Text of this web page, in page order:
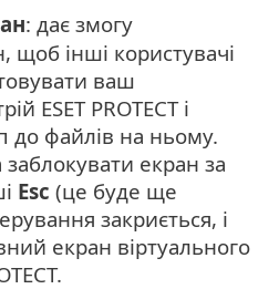
: дає змогу
щоб інші користувачі
ваш
ESET PROTECT і
до файлів на ньому.
екран за
Esc (це буде ще
закриється, і
екран віртуального